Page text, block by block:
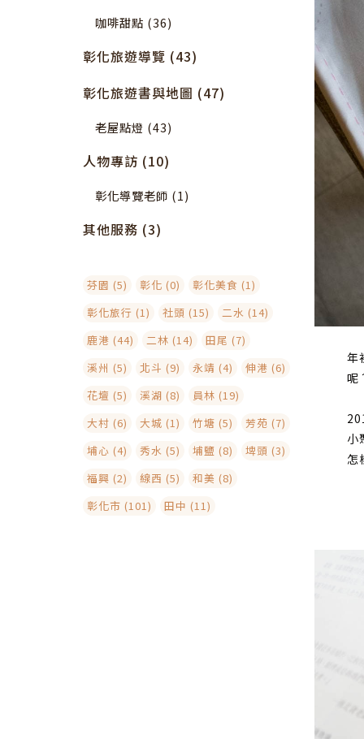
咖啡甜點 (36)
彰化旅遊導覽 (43)
彰化旅遊書與地圖 (47)
老屋點燈 (43)
人物專訪 (10)
彰化導覽老師 (1)
其他服務 (3)
芬園 (5) 彰化 (0)
彰化美食 (1)
彰化旅行 (1)
社頭 (15)
二水 (14)
鹿港 (44)
二林 (14)
田尾 (7)
溪州 (5)
北斗 (9) 永靖 (4)
伸港 (6)
花壇 (5)
溪湖 (8)
員林 (19)
大村 (6)
大城 (1) 竹塘 (5)
芳苑 (7)
埔心 (4)
秀水 (5) 埔鹽 (8)
埤頭 (3)
福興 (2)
線西 (5)
和美 (8)
彰化市 (101)
田中 (11)
年
呢
小
怎